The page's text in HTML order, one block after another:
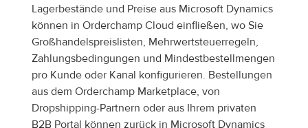
Lagerbestände und Preise aus Microsoft Dynamics
können in Orderchamp Cloud einfließen, wo Sie
Großhandelspreislisten, Mehrwertsteuerregeln,
Zahlungsbedingungen und Mindestbestellmengen
pro Kunde oder Kanal konfigurieren. Bestellungen
aus dem Orderchamp Marketplace, von
Dropshipping-Partnern oder aus Ihrem privaten
B2B Portal können zurück in Microsoft Dynamics